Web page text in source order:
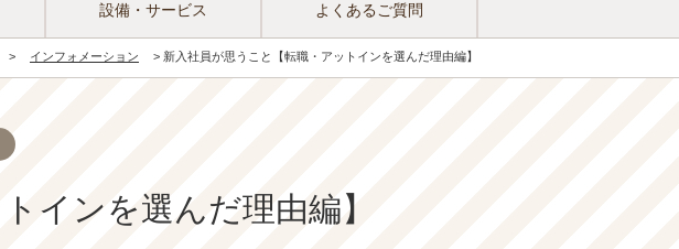
設備・サービス よくあるご質問
インフォメーション 新入社員が思うこと【転職・アットインを選んだ理由編】
インを選んだ理由編】